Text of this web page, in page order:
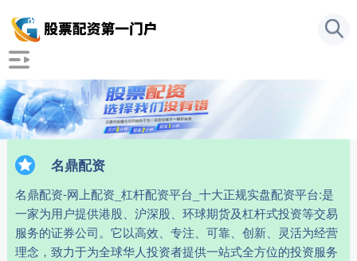
名鼎配资
名鼎配资-网上配资_杠杆配资平台_十大正规实盘配资平台:是
一家为用户提供港股、沪深股、环球期货及杠杆式投资等交易
服务的证券公司。它以高效、专注、可靠、创新、灵活为经营
理念，致力于为全球华人投资者提供一站式全方位的投资服务